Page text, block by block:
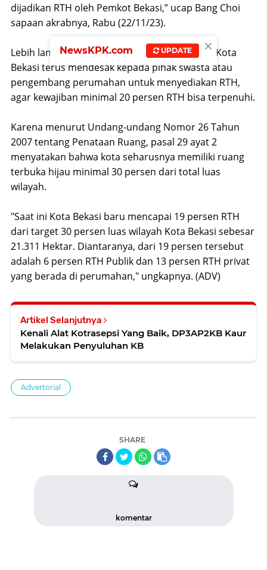
dijadikan RTH oleh Pemkot Bekasi,” ucap Bang Choi
sapaan akrabnya, Rabu (22/11/23).
Lebih lanjut, Bang Choi berharap Pemerintah Kota
Bekasi terus mendesak kepada pihak swasta atau
pengembang perumahan untuk menyediakan RTH,
agar kewajiban minimal 20 persen RTH bisa terpenuhi.
Karena menurut Undang-undang Nomor 26 Tahun
2007 tentang Penataan Ruang, pasal 29 ayat 2
menyatakan bahwa kota seharusnya memiliki ruang
terbuka hijau minimal 30 persen dari total luas
wilayah.
"Saat ini Kota Bekasi baru mencapai 19 persen RTH
dari target 30 persen luas wilayah Kota Bekasi sebesar
21.311 Hektar. Diantaranya, dari 19 persen tersebut
adalah 6 persen RTH Publik dan 13 persen RTH privat
yang berada di perumahan," ungkapnya. (ADV)
Artikel Selanjutnya
Kenali Alat Kotrasepsi Yang Baik, DP3AP2KB Kaur
Melakukan Penyuluhan KB
Advertorial
SHARE
komentar
×
NewsKPK.com UPDATE